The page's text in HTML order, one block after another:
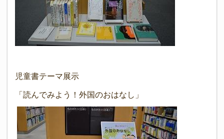
児童書テーマ展示
「読んでみよう！外国のおはなし」